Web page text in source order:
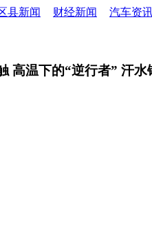
县新闻 财经新闻
汽车资
高温下的“逆行者” 汗水